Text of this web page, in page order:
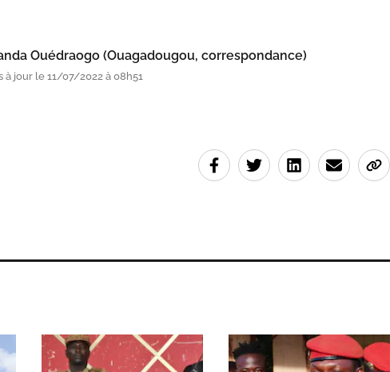
Ouédraogo (Ouagadougou, correspondance)
à jour le 11/07/2022 à 08h51